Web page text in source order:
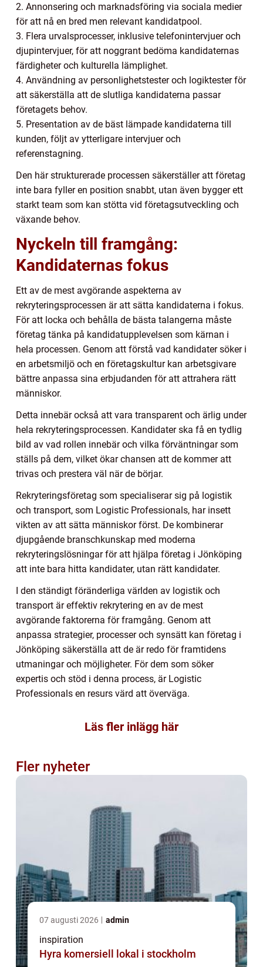
2. Annonsering och marknadsföring via sociala medier
för att nå en bred men relevant kandidatpool.
3. Flera urvalsprocesser, inklusive telefonintervjuer och
djupintervjuer, för att noggrant bedöma kandidaternas
färdigheter och kulturella lämplighet.
4. Användning av personlighetstester och logiktester för
att säkerställa att de slutliga kandidaterna passar
företagets behov.
5. Presentation av de bäst lämpade kandidaterna till
kunden, följt av ytterligare intervjuer och
referenstagning.
Den här strukturerade processen säkerställer att företag
inte bara fyller en position snabbt, utan även bygger ett
starkt team som kan stötta vid företagsutveckling och
växande behov.
Nyckeln till framgång:
Kandidaternas fokus
Ett av de mest avgörande aspekterna av
rekryteringsprocessen är att sätta kandidaterna i fokus.
För att locka och behålla de bästa talangerna måste
företag tänka på kandidatupplevelsen som kärnan i
hela processen. Genom att förstå vad kandidater söker i
en arbetsmiljö och en företagskultur kan arbetsgivare
bättre anpassa sina erbjudanden för att attrahera rätt
människor.
Detta innebär också att vara transparent och ärlig under
hela rekryteringsprocessen. Kandidater ska få en tydlig
bild av vad rollen innebär och vilka förväntningar som
ställs på dem, vilket ökar chansen att de kommer att
trivas och prestera väl när de börjar.
Rekryteringsföretag som specialiserar sig på logistik
och transport, som Logistic Professionals, har insett
vikten av att sätta människor först. De kombinerar
djupgående branschkunskap med moderna
rekryteringslösningar för att hjälpa företag i Jönköping
att inte bara hitta kandidater, utan rätt kandidater.
I den ständigt föränderliga världen av logistik och
transport är effektiv rekrytering en av de mest
avgörande faktorerna för framgång. Genom att
anpassa strategier, processer och synsätt kan företag i
Jönköping säkerställa att de är redo för framtidens
utmaningar och möjligheter. För dem som söker
expertis och stöd i denna process, är Logistic
Professionals en resurs värd att överväga.
Läs fler inlägg här
Fler nyheter
07 augusti 2026 admin
inspiration
Hyra komersiell lokal i stockholm